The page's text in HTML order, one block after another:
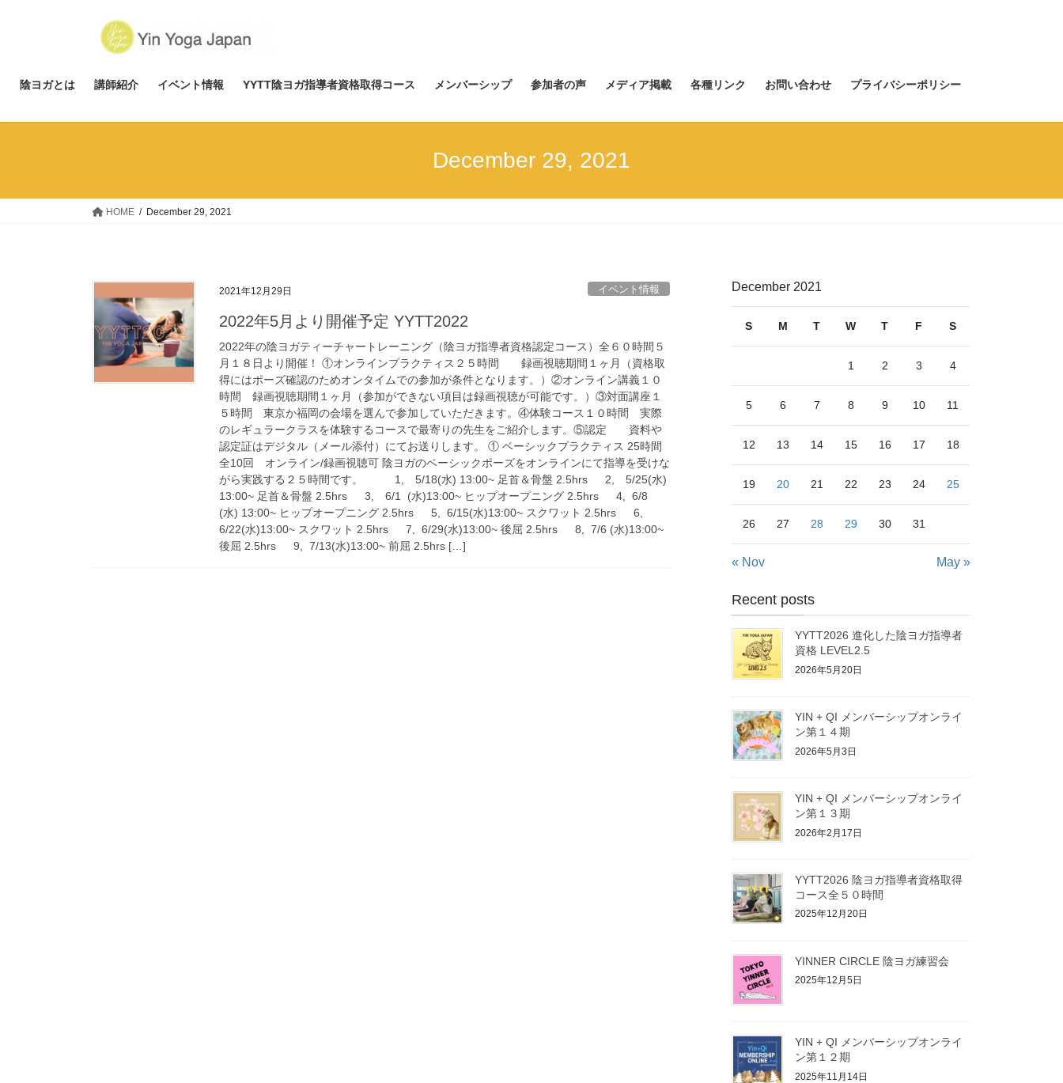
陰ヨガとは 講師紹介 イベント情報 YYTT陰ヨガ指導者資格取得コース メンバーシップ 参加者の声 メディア掲載 各種リンク お問い合わせ プライバシーポリシー
December 29, 2021
HOME December 29, 2021
2021年12月29日 イベント情報
2022年5月より開催予定 YYTT2022
2022年の陰ヨガティーチャートレーニング（陰ヨガ指導者資格認定コース）全６０時間５
月１８日より開催！ ①オンラインプラクティス２５時間 録画視聴期間１ヶ月（資格取
得にはポーズ確認のためオンタイムでの参加が条件となります。）②オンライン講義１０
時間 録画視聴期間１ヶ月（参加ができない項目は録画視聴が可能です。）③対面講座１
５時間 東京か福岡の会場を選んで参加していただきます。④体験コース１０時間 実際
のレギュラークラスを体験するコースで最寄りの先生をご紹介します。⑤認定 資料や
認定証はデジタル（メール添付）にてお送りします。 ① ベーシックプラクティス 25時間
全10回 オンライン/録画視聴可 陰ヨガのベーシックポーズをオンラインにて指導を受けな
がら実践する２５時間です。 1, 5/18(水) 13:00~ 足首＆骨盤 2.5hrs 2, 5/25(水)
13:00~ 足首＆骨盤 2.5hrs 3, 6/1 (水)13:00~ ヒップオープニング 2.5hrs 4, 6/8
(水) 13:00~ ヒップオープニング 2.5hrs 5, 6/15(水)13:00~ スクワット 2.5hrs 6,
6/22(水)13:00~ スクワット 2.5hrs 7, 6/29(水)13:00~ 後屈 2.5hrs 8, 7/6 (水)13:00~
後屈 2.5hrs 9, 7/13(水)13:00~ 前屈 2.5hrs […]
December 2021
S M T W T F S
1 2 3 4
5 6 7 8 9 10 11
12 13 14 15 16 17 18
19 20 21 22 23 24 25
26 27 28 29 30 31
« Nov May »
Recent posts
YYTT2026 進化した陰ヨガ指導者
資格 LEVEL2.5
2026年5月20日
YIN + QI メンバーシップオンライ
ン第１４期
2026年5月3日
YIN + QI メンバーシップオンライ
ン第１３期
2026年2月17日
YYTT2026 陰ヨガ指導者資格取得
コース全５０時間
2025年12月20日
YINNER CIRCLE 陰ヨガ練習会
2025年12月5日
YIN + QI メンバーシップオンライ
ン第１２期
2025年11月14日